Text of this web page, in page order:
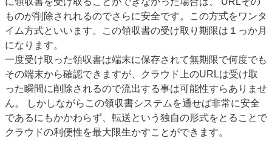
ものが削除されれるのでさらに安全です。この方式をワンタ
イム方式といいます。この領収書の受け取り期限は１っか月
になります。
一度受け取った領収書は端末に保存されて無期限で何度でも
その端末から確認できますが、クラウド上のURLは受け取
った瞬間に削除されるので流出する事は可能性すらありませ
ん。 しかしながらこの領収書システムを通せば非常に安全
であるにもかかわらず、転送という独自の形式をとることで
クラウドの利便性を最大限生かすことができます。